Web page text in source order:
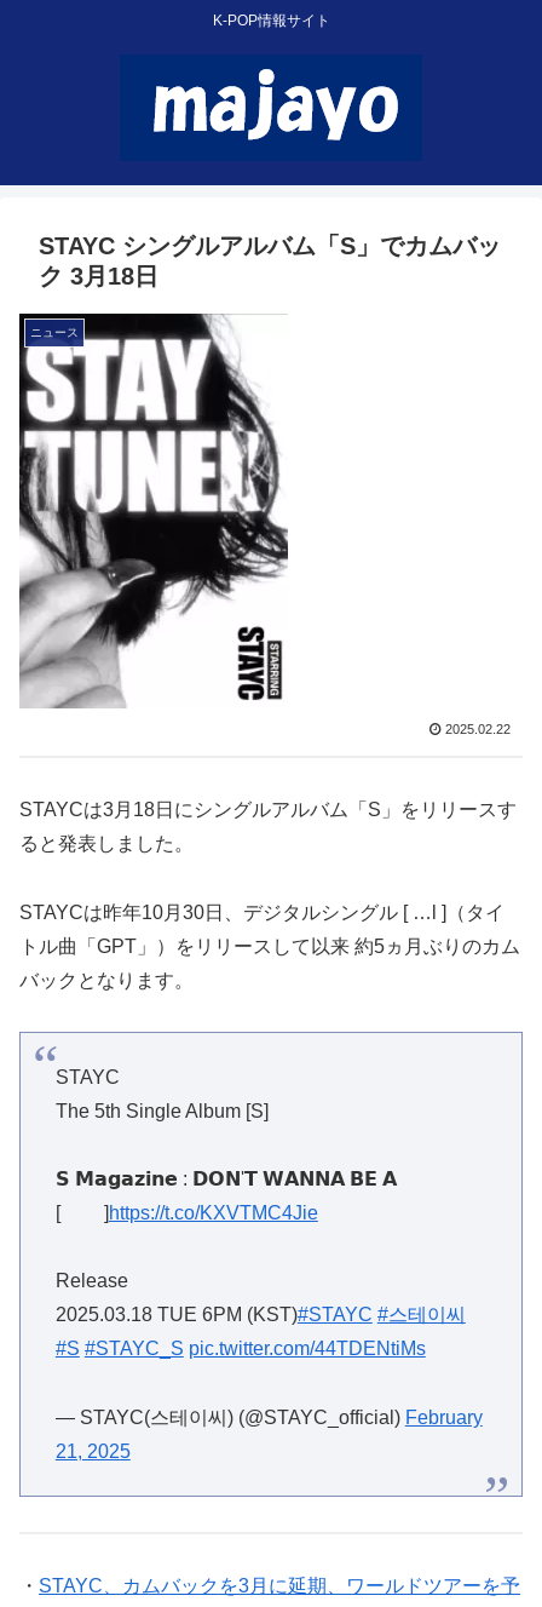
K-POP情報サイト
STAYC シングルアルバム「S」でカムバッ
ク 3月18日
ニュース
2025.02.22
STAYCは3月18日にシングルアルバム「S」をリリースす
ると発表しました。
STAYCは昨年10月30日、デジタルシングル [ …l ]（タイ
トル曲「GPT」）をリリースして以来 約5ヵ月ぶりのカム
バックとなります。
STAYC
The 5th Single Album [S]
𝗦 𝗠𝗮𝗴𝗮𝘇𝗶𝗻𝗲 : 𝗗𝗢𝗡'𝗧 𝗪𝗔𝗡𝗡𝗔 𝗕𝗘 𝗔
[⠀⠀⠀] https://t.co/KXVTMC4Jie
Release
2025.03.18 TUE 6PM (KST)#STAYC #스테이씨
#S #STAYC_S pic.twitter.com/44TDENtiMs
— STAYC(스테이씨) (@STAYC_official) February
21, 2025
・ STAYC、カムバックを3月に延期、ワールドツアーを予